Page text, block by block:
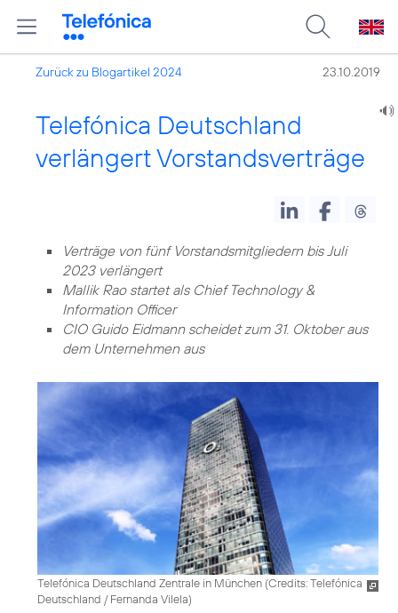
Zurück zu Blogartikel 2024 23.10.2019
Telefónica Deutschland
verlängert Vorstandsverträge
Verträge von fünf Vorstandsmitgliedern bis Juli
2023 verlängert
Mallik Rao startet als Chief Technology &
Information Officer
CIO Guido Eidmann scheidet zum 31. Oktober aus
dem Unternehmen aus
Telefónica Deutschland Zentrale in München (Credits: Telefónica
Deutschland / Fernanda Vilela)